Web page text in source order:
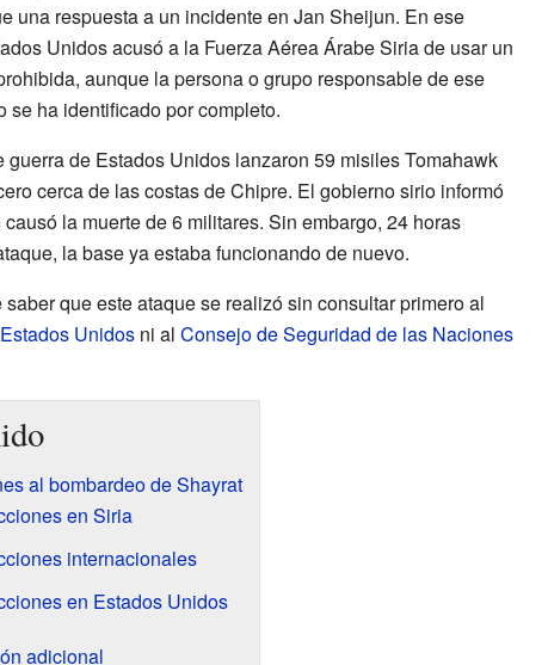
una respuesta a un incidente en Jan Sheijun. En ese
Unidos acusó a la Fuerza Aérea Árabe Siria de usar un
aunque la persona o grupo responsable de ese
se ha identificado por completo.
guerra de Estados Unidos lanzaron 59 misiles Tomahawk
cerca de las costas de Chipre. El gobierno sirio informó
la muerte de 6 militares. Sin embargo, 24 horas
la base ya estaba funcionando de nuevo.
saber que este ataque se realizó sin consultar primero al
Unidosni al Consejo de Seguridad de las Naciones
al bombardeo de Shayrat
en Siria
internacionales
en Estados Unidos
adicional